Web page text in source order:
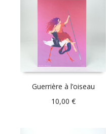
Guerrière à l’oiseau
10,00 €